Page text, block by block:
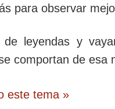
para observar
de leyendas y
comportan de esa
este tema »